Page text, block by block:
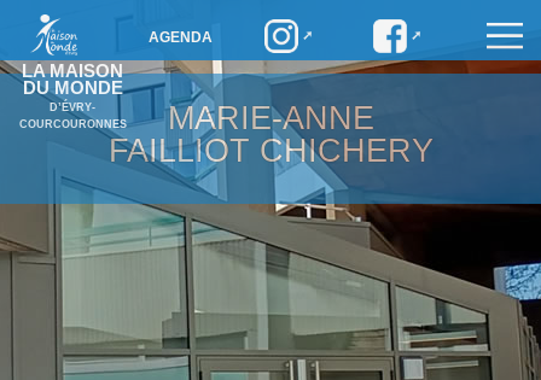
LA MAISON
DU MONDE
D’ÉVRY-
COURCOURONNES
AGENDA
MARIE-ANNE
FAILLIOT CHICHERY